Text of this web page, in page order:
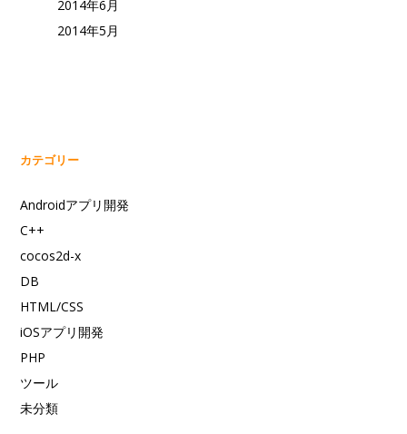
2014年6月
2014年5月
カテゴリー
Androidアプリ開発
C++
cocos2d-x
DB
HTML/CSS
iOSアプリ開発
PHP
ツール
未分類